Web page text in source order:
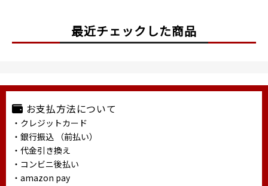
最近チェックした商品
お支払方法について
・クレジットカード
・銀行振込 （前払い）
・代金引き換え
・コンビニ後払い
・amazon pay